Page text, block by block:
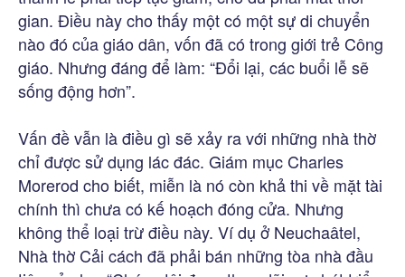
gian. Điều này cho thấy một có một sự di chuyển
nào đó của giáo dân, vốn đã có trong giới trẻ Công
giáo. Nhưng đáng để làm: “Đổi lại, các buổi lễ sẽ
sống động hơn”.
Vấn đề vẫn là điều gì sẽ xảy ra với những nhà thờ
chỉ được sử dụng lác đác. Giám mục Charles
Morerod cho biết, miễn là nó còn khả thi về mặt tài
chính thì chưa có kế hoạch đóng cửa. Nhưng
không thể loại trừ điều này. Ví dụ ở Neuchaâtel,
Nhà thờ Cải cách đã phải bán những tòa nhà đầu